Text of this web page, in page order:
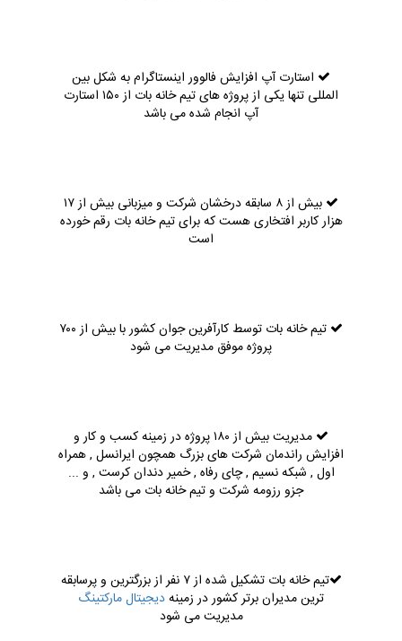
استارت آپ افزایش فالوور اینستاگرام به شکل بین
المللی تنها یکی از پروژه های تیم خانه بات از ۱۵۰ استارت
آپ انجام شده می باشد
بیش از ۸ سابقه درخشان شرکت و میزبانی بیش از ۱۷
هزار کاربر افتخاری هست که برای تیم خانه بات رقم خورده
است
تیم خانه بات توسط کارآفرین جوان کشور با بیش از ۷۰۰
پروژه موفق مدیریت می شود
مدیریت بیش از ۱۸۰ پروژه در زمینه کسب و کار و
افزایش راندمان شرکت های بزرگ همچون ایرانسل , همراه
اول , شبکه نسیم , چای رفاه , خمیر دندان کرست , و ...
جزو رزومه شرکت و تیم خانه بات می باشد
تیم خانه بات تشکیل شده از ۷ نفر از بزرگترین و پرسابقه
ترین مدیران برتر کشور در زمینهدیجیتال مارکتینگ
مدیریت می شود